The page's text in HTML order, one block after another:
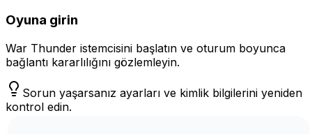
Oyuna girin
War Thunder istemcisini başlatın ve oturum boyunca
bağlantı kararlılığını gözlemleyin.
Sorun yaşarsanız ayarları ve kimlik bilgilerini yeniden
kontrol edin.